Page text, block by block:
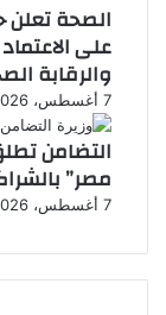
الصحة تعلن
على
والرقابة
7 أغسطس، 2026
التضامن
مصر”
7 أغسطس، 2026